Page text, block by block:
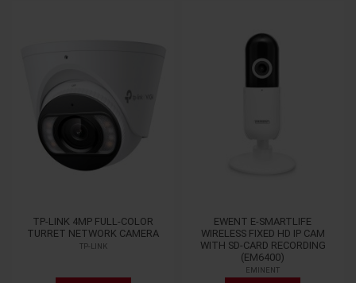
TP-LINK 4MP FULL-COLOR
TURRET NETWORK CAMERA
TP-LINK
EWENT E-SMARTLIFE
WIRELESS FIXED HD IP CAM
WITH SD-CARD RECORDING
(EM6400)
EMINENT